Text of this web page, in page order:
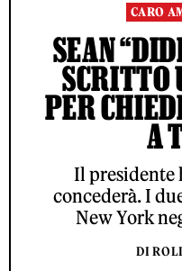
CARO
SEAN
SCRITTO
PER
A
Il presidente
concederà. I
New York
DI